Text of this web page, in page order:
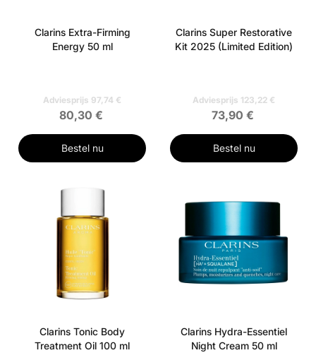
Clarins Extra-Firming
Energy 50 ml
Adviesprijs 97,74 €
80,30 €
Bestel nu
Clarins Super Restorative
Kit 2025 (Limited Edition)
Adviesprijs 123,22 €
73,90 €
Bestel nu
Clarins Tonic Body
Treatment Oil 100 ml
Clarins Hydra-Essentiel
Night Cream 50 ml